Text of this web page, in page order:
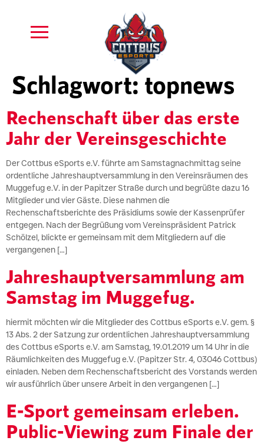
Schlagwort: topnews
Rechenschaft über das erste
Jahr der Vereinsgeschichte
Der Cottbus eSports e.V. führte am Samstagnachmittag seine
ordentliche Jahreshauptversammlung in den Vereinsräumen des
Muggefug e.V. in der Papitzer Straße durch und begrüßte dazu 16
Mitglieder und vier Gäste. Diese nahmen die
Rechenschaftsberichte des Präsidiums sowie der Kassenprüfer
entgegen. Nach der Begrüßung vom Vereinspräsident Patrick
Schölzel, blickte er gemeinsam mit dem Mitgliedern auf die
vergangenen […]
Jahreshauptversammlung am
Samstag im Muggefug.
hiermit möchten wir die Mitglieder des Cottbus eSports e.V. gem. §
13 Abs. 2 der Satzung zur ordentlichen Jahreshauptversammlung
des Cottbus eSports e.V. am Samstag, 19.01.2019 um 14 Uhr in die
Räumlichkeiten des Muggefug e.V. (Papitzer Str. 4, 03046 Cottbus)
einladen. Neben dem Rechenschaftsbericht des Vorstands werden
wir ausführlich über unsere Arbeit in den vergangenen […]
E-Sport gemeinsam erleben.
Public-Viewing zum Finale der